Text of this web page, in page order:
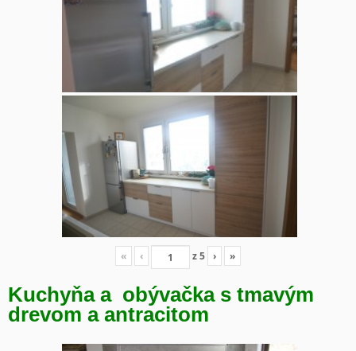
« ‹ z5 › »
Kuchyňa a obývačka s tmavým
drevom a antracitom